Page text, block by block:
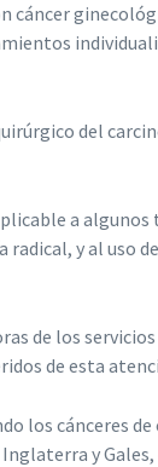
cáncer
del
a
y al uso
de los
de esta
los cánceres
y